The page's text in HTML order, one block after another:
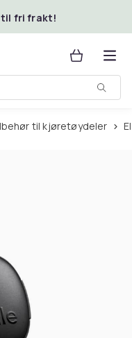
til fri frakt!
til kjøretøydeler